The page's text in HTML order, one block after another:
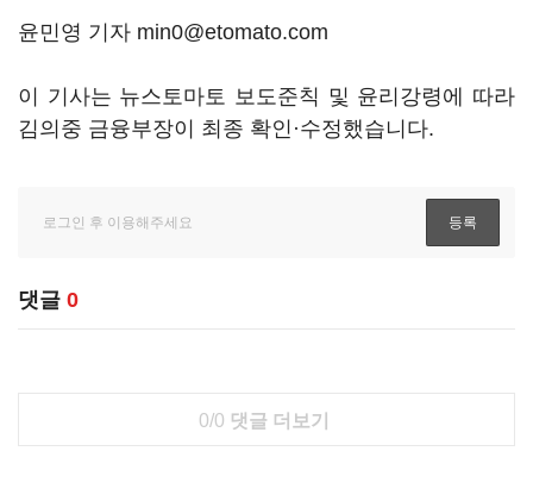
윤민영 기자 min0@etomato.com
이 기사는 뉴스토마토 보도준칙 및 윤리강령에 따라
김의중 금융부장이 최종 확인·수정했습니다.
댓글 0
0/0 댓글 더보기